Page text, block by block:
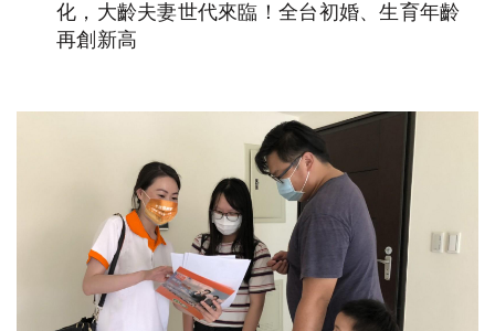
化，大齡夫妻世代來臨！全台初婚、生育年齡
再創新高